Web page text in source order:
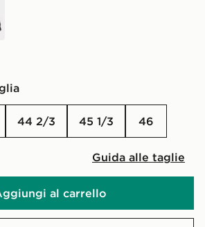
44 2/3 45 1/3 46
Guida alle taglie
al carrello